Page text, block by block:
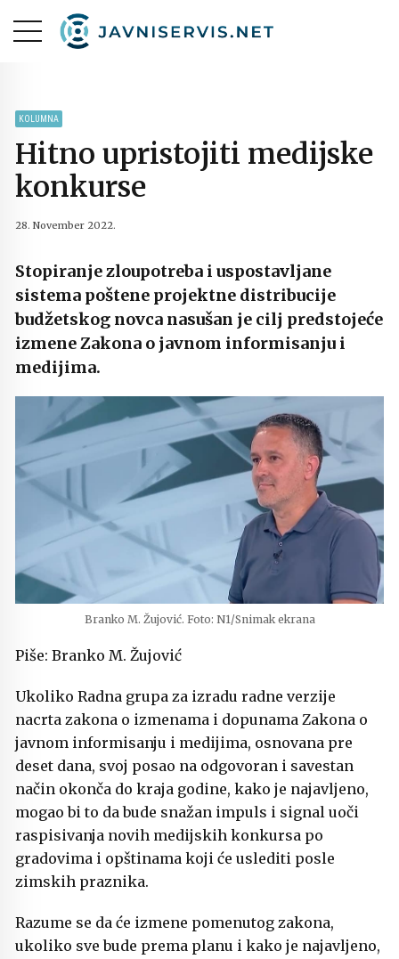
KOLUMNA
Hitno upristojiti medijske
konkurse
28. November 2022.
Stopiranje zloupotreba i uspostavljane
sistema poštene projektne distribucije
budžetskog novca nasušan je cilj predstojeće
izmene Zakona o javnom informisanju i
medijima.
Branko M. Žujović. Foto: N1/Snimak ekrana
Piše: Branko M. Žujović
Ukoliko Radna grupa za izradu radne verzije
nacrta zakona o izmenama i dopunama Zakona o
javnom informisanju i medijima, osnovana pre
deset dana, svoj posao na odgovoran i savestan
način okonča do kraja godine, kako je najavljeno,
mogao bi to da bude snažan impuls i signal uoči
raspisivanja novih medijskih konkursa po
gradovima i opštinama koji će uslediti posle
zimskih praznika.
Razume se da će izmene pomenutog zakona,
ukoliko sve bude prema planu i kako je najavljeno,